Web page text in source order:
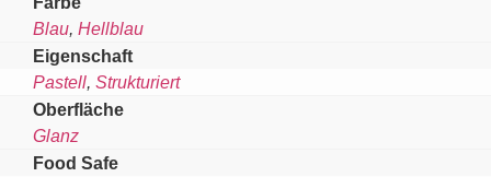
Blau Hellblau
Eigenschaft
Pastell Strukturiert
Oberfläche
Glanz
Food Safe